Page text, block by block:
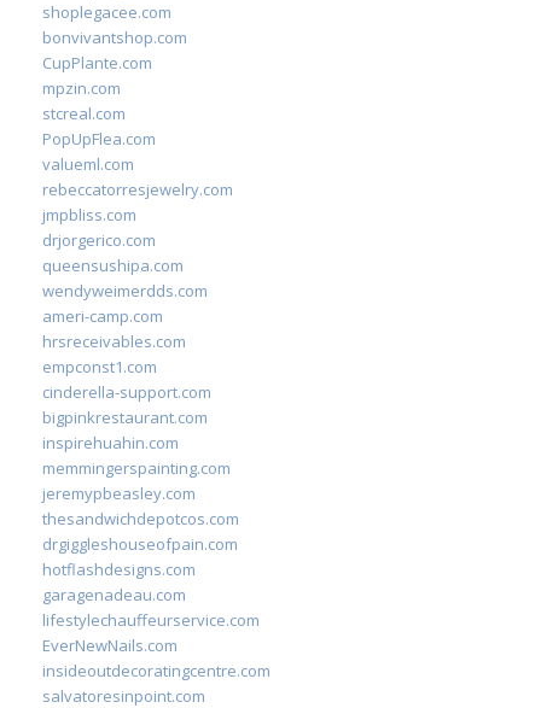
shoplegacee.com
bonvivantshop.com
CupPlante.com
mpzin.com
stcreal.com
PopUpFlea.com
valueml.com
rebeccatorresjewelry.com
jmpbliss.com
drjorgerico.com
queensushipa.com
wendyweimerdds.com
ameri-camp.com
hrsreceivables.com
empconst1.com
cinderella-support.com
bigpinkrestaurant.com
inspirehuahin.com
memmingerspainting.com
jeremypbeasley.com
thesandwichdepotcos.com
drgiggleshouseofpain.com
hotflashdesigns.com
garagenadeau.com
lifestylechauffeurservice.com
EverNewNails.com
insideoutdecoratingcentre.com
salvatoresinpoint.com